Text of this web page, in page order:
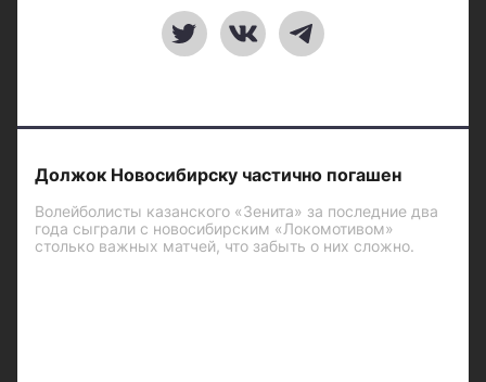
Должок Новосибирску частично погашен
Волейболисты казанского «Зенита» за последние два
года сыграли с новосибирским «Локомотивом»
столько важных матчей, что забыть о них сложно.